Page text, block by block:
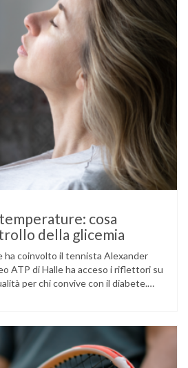
cosa
della glicemia
ha coinvolto il tennista Alexander
ATP di Halle ha acceso i riflettori su
per chi convive con il diabete.
…